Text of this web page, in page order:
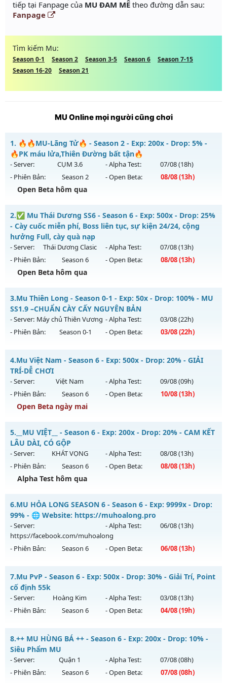
tiếp tại Fanpage của MU ĐAM MÊ theo đường dẫn sau:
Fanpage
Tìm kiếm Mu:
Season 0-1 Season 2 Season 3-5 Season 6
Season 7-15
Season 16-20
Season 21
MU Online mọi người cũng chơi
1. 🔥🔥MU-Lãng Tử🔥 - Season 2 - Exp: 200x - Drop: 5% -
🔥PK máu lửa,Thiên Đường bất tận🔥
- Server: CỤM 3.6 - Alpha Test: 07/08(18h)
- Phiên Bản:
Season 2 - Open Beta: 08/08(13h)
Open Beta hôm qua
🔥🔥MU-Lãng Tử🔥 - 🔥PK máu lửa,Thiên Đường bất tận🔥
Mu mới ra tháng 08 2026 - Mở máy chủCỤM 3.6vào 13h
ngày 08/08/2626
Exp: 200x - Drop: 5%
Antihack: Sharkguard
2.✅ Mu Thái Dương SS6 - Season 6 - Exp: 500x - Drop: 25%
- Cày cuốc miễn phí, Boss liên tục, sự kiện 24/24, cộng
hưởng Full, cày quà nạp
- Server: Thái Dương Clasic - Alpha Test: 07/08(13h)
- Phiên Bản:
Season 6 - Open Beta: 08/08(13h)
Open Beta hôm qua
✅ Mu Thái Dương SS6 - Cày cuốc miễn phí, Boss liên tục,
sự kiện 24/24, cộng hưởng Full, cày quà nạp
Mu mới ra tháng 08 2026 - Mở máy chủ
Thái Dương Clasic
vào 13h ngày 08/08/2626
Kiểu reset: Reset In Game
Thể loại: Mu Nguyên bản Webzen
Antihack: VIP SHIELD
3.Mu Thiên Long - Season 0-1 - Exp: 50x - Drop: 100% - MU
SS1.9 –CHUẨN CÀY CẤY NGUYÊN BẢN
- Server: Máy chủ Thiên Vương - Alpha Test: 03/08(22h)
- Phiên Bản:
Season 0-1 - Open Beta: 03/08(22h)
Mu Thiên Long - MU SS1.9 –CHUẨN CÀY CẤY NGUYÊN BẢN
Mu mới ra tháng 08 2026 - Mở máy chủ
Vương vào 22h ngày 03/08/2626
Exp: 50x - Drop: 100%
Kiểu reset: Reset In Game
Thể loại: Mu Nguyên bản Webzen
Antihack: Gameguard
4.Mu Việt Nam - Season 6 - Exp: 500x - Drop: 20% - GIẢI
TRÍ-DỄ CHƠI
- Server: Việt Nam - Alpha Test: 09/08(09h)
- Phiên Bản:
Season 6 - Open Beta: 10/08(13h)
Open Beta ngày mai
Mu Việt Nam - GIẢI TRÍ-DỄ CHƠI
Mu mới ra tháng 08 2026 - Mở máy chủ
ngày 10/08/2626
Exp: 500x - Drop: 20%
Kiểu reset: Reset In Game
Thể loại: Mu Nguyên bản Webzen
Antihack: PRO
5. __MU VIỆT__ - Season 6 - Exp: 200x - Drop: 20% - CAM KẾT
LÂU DÀI, CÓ GỘP
- Server: KHÁT VỌNG - Alpha Test: 08/08(13h)
- Phiên Bản:
Season 6 - Open Beta: 08/08(13h)
Alpha Test hôm qua
__MU VIỆT__ - CAM KẾT LÂU DÀI, CÓ GỘP
Mu mới ra tháng 08 2026 - Mở máy chủKHÁT VỌNG
13h ngày 08/08/2626
Exp: 200x - Drop: 20%
Antihack: GoldShield
6.MU HỎA LONG SEASON 6 - Season 6 - Exp: 9999x - Drop:
99% - 🌐 Website: https://muhoalong.pro
- Server:
https://facebook.com/muhoalong
- Alpha Test: 06/08(13h)
- Phiên Bản: Season 6 - Open Beta: 06/08(13h)
https://muhoalong.pro
Mu mới ra tháng 08 2026 - Mở máy chủ
https://facebook.com/muhoalongvào 13h ngày
Exp: 9999x - Drop: 99%
Kiểu reset: Non Reset
Thể loại: Mu Nguyên bản Webzen
Antihack: XShield
7.Mu PvP - Season 6 - Exp: 500x - Drop: 30% - Giải Trí, Point
cố định 55k
- Server: Hoàng Kim - Alpha Test: 03/08(13h)
- Phiên Bản:
Season 6 - Open Beta: 04/08(19h)
Mu PvP - Giải Trí, Point cố định 55k
Mu mới ra tháng 08 2026 - Mở máy chủ
ngày 04/08/2626
Exp: 500x - Drop: 30%
8.++ MU HÙNG BÁ ++ - Season 6 - Exp: 200x - Drop: 10% -
Siêu Phẩm MU
- Server: Quận 1 - Alpha Test: 07/08(08h)
- Phiên Bản:
Season 6 - Open Beta: 07/08(08h)